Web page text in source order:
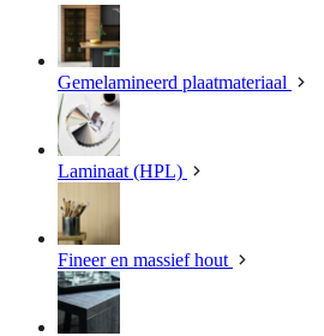
Gemelamineerd plaatmateriaal
Laminaat (HPL)
Fineer en massief hout